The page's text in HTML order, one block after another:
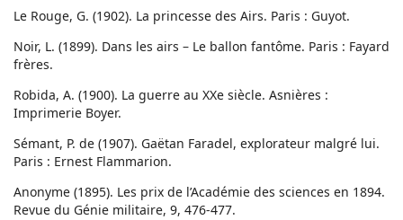
Le Rouge, G. (1902). La princesse des Airs. Paris : Guyot.
Noir, L. (1899). Dans les airs – Le ballon fantôme. Paris : Fayard
frères.
Robida, A. (1900). La guerre au XXe siècle. Asnières :
Imprimerie Boyer.
Sémant, P. de (1907). Gaëtan Faradel, explorateur malgré lui.
Paris : Ernest Flammarion.
Anonyme (1895). Les prix de l’Académie des sciences en 1894.
Revue du Génie militaire, 9, 476-477.